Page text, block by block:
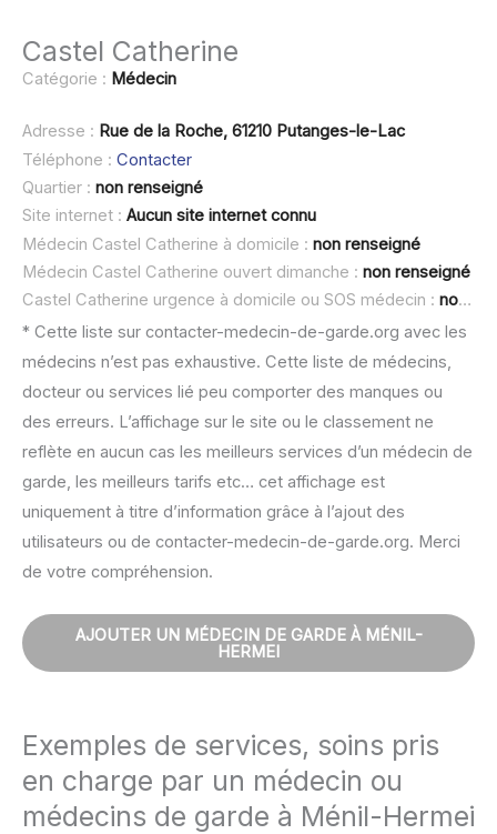
Castel Catherine
Catégorie : Médecin
Adresse : Rue de la Roche, 61210 Putanges-le-Lac
Téléphone : Contacter
Quartier : non renseigné
Site internet : Aucun site internet connu
Médecin Castel Catherine à domicile : non renseigné
Médecin Castel Catherine ouvert dimanche : non renseigné
Castel Catherine urgence à domicile ou SOS médecin : non renseigné
* Cette liste sur contacter-medecin-de-garde.org avec les
médecins n’est pas exhaustive. Cette liste de médecins,
docteur ou services lié peu comporter des manques ou
des erreurs. L’affichage sur le site ou le classement ne
reflète en aucun cas les meilleurs services d’un médecin de
garde, les meilleurs tarifs etc… cet affichage est
uniquement à titre d’information grâce à l’ajout des
utilisateurs ou de contacter-medecin-de-garde.org. Merci
de votre compréhension.
AJOUTER UN MÉDECIN DE GARDE À MÉNIL-
HERMEI
Exemples de services, soins pris
en charge par un médecin ou
médecins de garde à Ménil-Hermei